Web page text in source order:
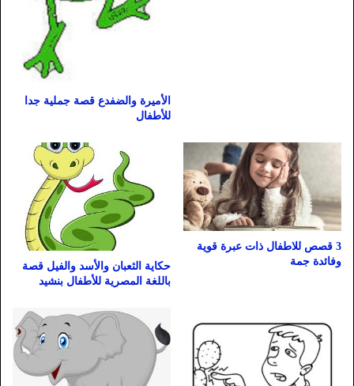
الأميرة والضفدع قصة جملية جدا
للأطفال
3 قصص للاطفال ذات عبرة قوية
وفائدة جمة
حكاية الثعبان والأسد والفيل قصة
باللغة المصرية للأطفال بنشيد